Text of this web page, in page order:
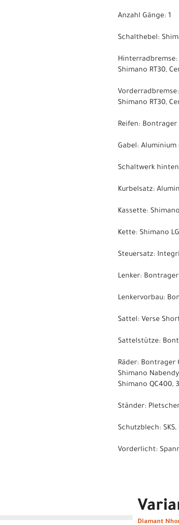
Anzahl Gänge: 1
Schalthebel:
Hinterradbremse:
Shimano RT30,
Shimano RT30,
Reifen:
Gabel: Aluminium
Schaltwerk
Kurbelsatz:
Kassette: Shimano
Kette: Shimano
Steuersatz:
Lenker:
Lenkervorbau:
Sattel: Verse
Sattelstütze:
Räder: Bontrager
Shimano
Shimano QC400,
Ständer:
Schutzblech:
Vorderlicht:
Diamant